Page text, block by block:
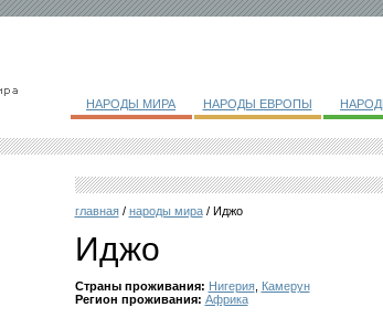
НАРОДЫ МИРА НАРОДЫ ЕВРОПЫ
главная/ народы мира/ Иджо
Иджо
Страны проживания: Нигерия, Камерун
Регион проживания: Африка